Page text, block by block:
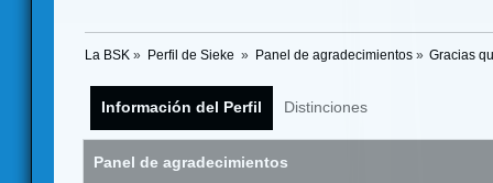
La BSK » Perfil de Sieke » Panel de agradecimientos» Gracias
Información del Perfil Distinciones
Panel de agradecimientos